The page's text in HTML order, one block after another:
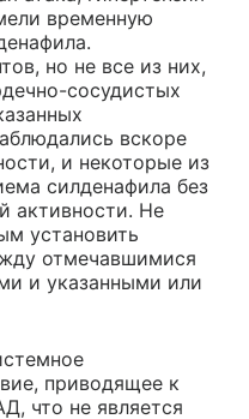
временную
но не все из них,
сосудистых
вскоре
и некоторые из
силденафила без
активности. Не
установить
отмечавшимися
и указанными или
приводящее к
что не является